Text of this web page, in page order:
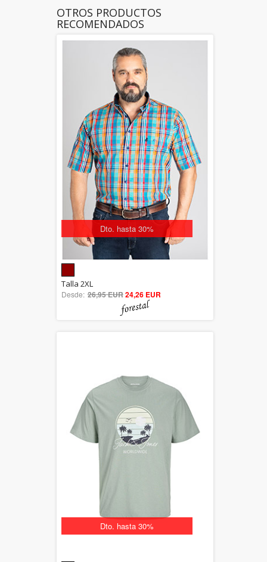
OTROS PRODUCTOS
RECOMENDADOS
Dto. hasta 30%
out of 5
Talla 2XL
Desde: 26,95 EUR24,26 EUR
Dto. hasta 30%